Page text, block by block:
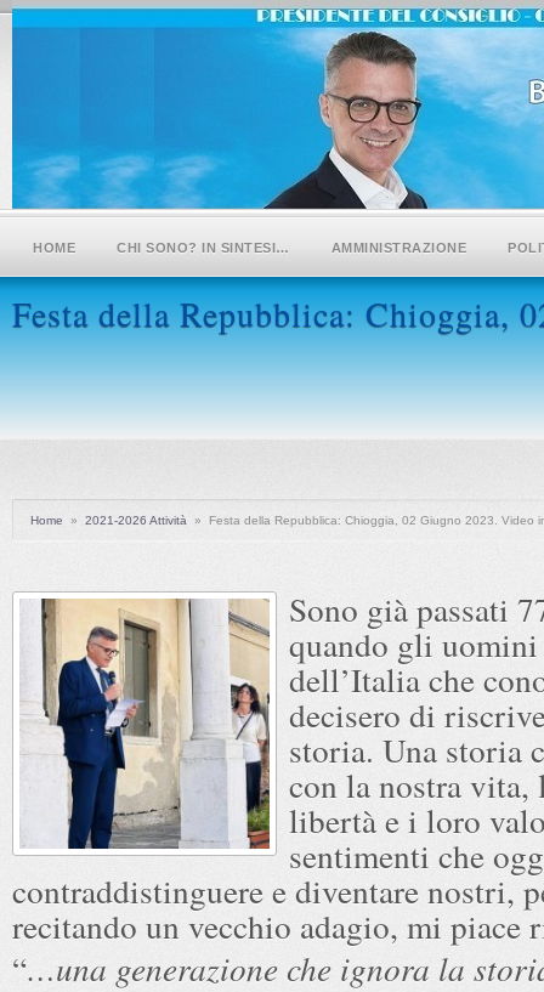
HOME CHI SONO? IN SINTESI… AMMINISTRAZIONE
Festa della Repubblica: Chioggia,
Home » 2021-2026 Attività » Festa della Repubblica: Chioggia, 02 Giugno 2023. Video
Sono già passati
quando gli uomini
dell’Italia che
decisero di
storia. Una storia
con la nostra vita,
libertà e i loro
sentimenti che
contraddistinguere e diventare nostri,
recitando un vecchio adagio, mi piace
“…una generazione che ignora la